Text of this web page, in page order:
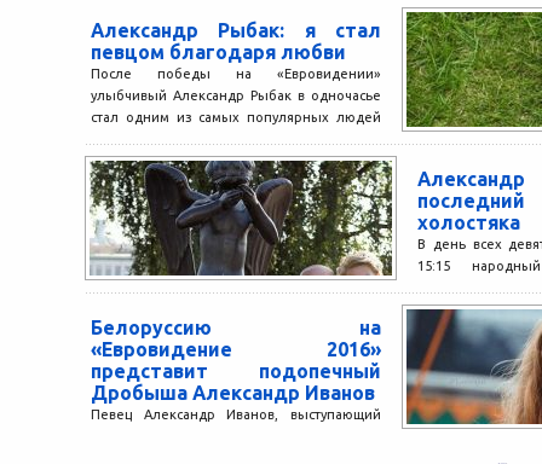
Александр Рыбак: я стал
певцом благодаря любви
После победы на «Евровидении»
улыбчивый Александр Рыбак в одночасье
стал одним из самых популярных людей
Александр
холостяка
В день всех
15:15
Свадьба началась
Белоруссию на
«Евровидение 2016»
представит подопечный
Дробыша Александр Иванов
Певец Александр Иванов, выступающий